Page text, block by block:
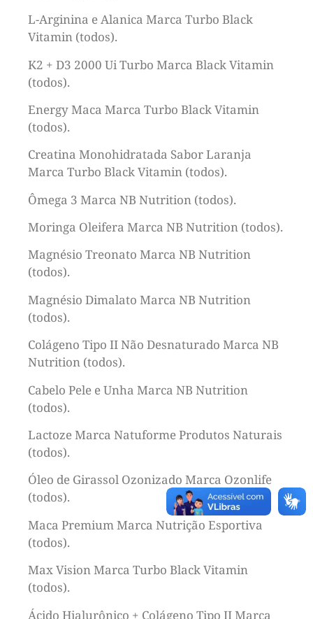
L-Arginina e Alanica Marca Turbo Black
Vitamin (todos).
K2 + D3 2000 Ui Turbo Marca Black Vitamin
(todos).
Energy Maca Marca Turbo Black Vitamin
(todos).
Creatina Monohidratada Sabor Laranja
Marca Turbo Black Vitamin (todos).
Ômega 3 Marca NB Nutrition (todos).
Moringa Oleifera Marca NB Nutrition (todos).
Magnésio Treonato Marca NB Nutrition
(todos).
Magnésio Dimalato Marca NB Nutrition
(todos).
Colágeno Tipo II Não Desnaturado Marca NB
Nutrition (todos).
Cabelo Pele e Unha Marca NB Nutrition
(todos).
Lactoze Marca Natuforme Produtos Naturais
(todos).
Óleo de Girassol Ozonizado Marca Ozonlife
(todos).
Maca Premium Marca Nutrição Esportiva
(todos).
Max Vision Marca Turbo Black Vitamin
(todos).
Ácido Hialurônico + Colágeno Tipo II Marca